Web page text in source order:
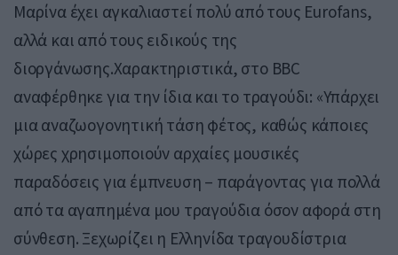
Μαρίνα έχει αγκαλιαστεί πολύ από τους Eurofans,
αλλά και από τους ειδικούς της
διοργάνωσης.Χαρακτηριστικά, στο BBC
αναφέρθηκε για την ίδια και το τραγούδι: «Υπάρχει
μια αναζωογονητική τάση φέτος, καθώς κάποιες
χώρες χρησιμοποιούν αρχαίες μουσικές
παραδόσεις για έμπνευση – παράγοντας για πολλά
από τα αγαπημένα μου τραγούδια όσον αφορά στη
σύνθεση. Ξεχωρίζει η Ελληνίδα τραγουδίστρια